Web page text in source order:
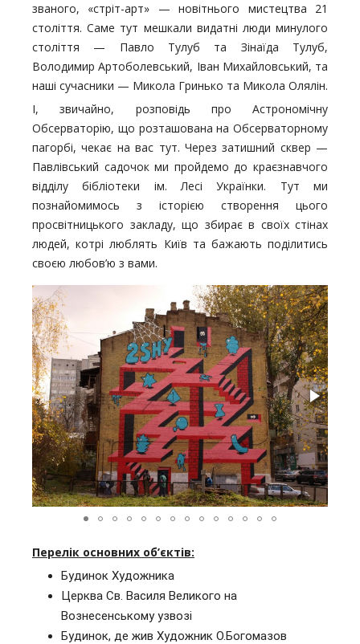
званого, «стріт-арт» — новітнього мистецтва 21
століття. Саме тут мешкали видатні люди минулого
століття — Павло Тулуб та Зінаїда Тулуб,
Володимир Артоболевський, Іван Михайловський, та
наші сучасники — Микола Гринько та Микола Олялін.
І, звичайно, розповідь про Астрономічну
Обсерваторію, що розташована на Обсерваторному
пагорбі, чекає на вас тут. Через затишний сквер —
Павлівський садочок ми пройдемо до краєзнавчого
відділу бібліотеки ім. Лесі Українки. Тут ми
познайомимось з історією створення цього
просвітницького закладу, що збирає в своїх стінах
людей, котрі люблять Київ та бажають поділитись
своєю любов’ю з вами.
Перелік основних об’єктів:
Будинок Художника
Церква Св. Василя Великого на
Вознесенському узвозі
Будинок, де жив Художник О.Богомазов